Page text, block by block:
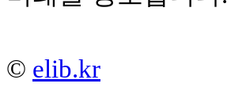
© elib.kr